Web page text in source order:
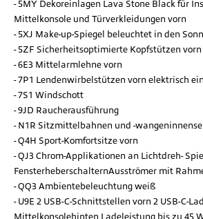
5MY Dekoreinlagen Lava Stone Black für
Mittelkonsole und Türverkleidungen vorn
5XJ Make-up-Spiegel beleuchtet in den
5ZF Sicherheitsoptimierte Kopfstützen vorn
6E3 Mittelarmlehne vorn
7P1 Lendenwirbelstützen vorn elektrisch
7S1 Windschott
9JD Raucherausführung
N1R Sitzmittelbahnen und -
Q4H Sport-Komfortsitze vorn
QJ3 Chrom-Applikationen an Lichtdreh-
FensterheberschalternAusströmer mit
QQ3 Ambientebeleuchtung weiß
U9E 2 USB-C-Schnittstellen vorn 2 USB-C-
Mittelkonsolehinten Ladeleistung bis zu 45